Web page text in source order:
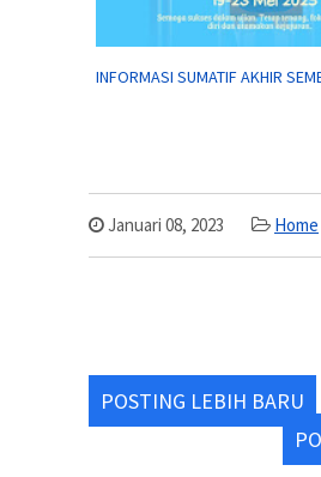
INFORMASI SUMATIF AKHIR
Januari 08, 2023 Home
POSTING LEBIH BARU